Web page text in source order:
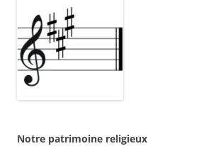
Notre patrimoine religieux